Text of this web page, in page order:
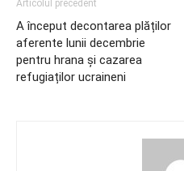
Articolul precedent
A început decontarea plăților
aferente lunii decembrie
pentru hrana și cazarea
refugiaților ucraineni